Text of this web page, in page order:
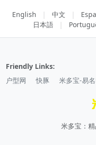
English | 中文 |
日本語
|
Friendly Links:
户型网
快豚 米多宝-易
米多宝：